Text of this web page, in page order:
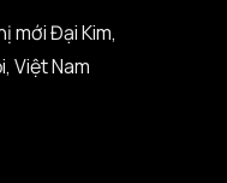
mới Đại Kim,
Việt Nam